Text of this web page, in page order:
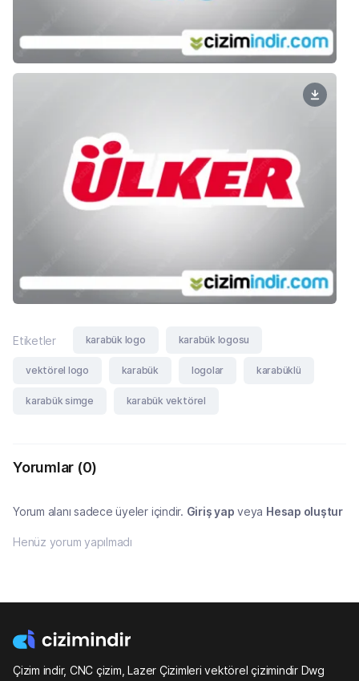
Etiketler karabük logo karabük logosu
vektörel logo karabük logolar karabüklü
karabük simge karabük vektörel
Yorumlar (0)
Yorum alanı sadece üyeler içindir. Giriş yap veya Hesap oluştur
Henüz yorum yapılmadı
Çizim indir, CNC çizim, Lazer Çizimleri vektörel çizimindir Dwg